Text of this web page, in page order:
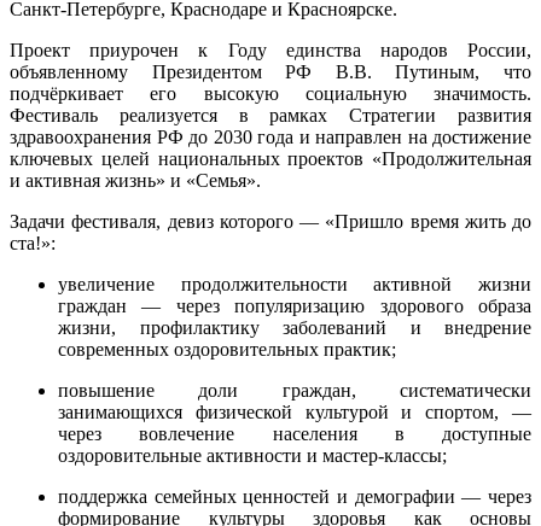
Санкт-Петербурге, Краснодаре и Красноярске.
Проект приурочен к Году единства народов России,
объявленному Президентом РФ В.В. Путиным, что
подчёркивает его высокую социальную значимость.
Фестиваль реализуется в рамках Стратегии развития
здравоохранения РФ до 2030 года и направлен на достижение
ключевых целей национальных проектов «Продолжительная
и активная жизнь» и «Семья».
Задачи фестиваля, девиз которого — «Пришло время жить до
ста!»:
увеличение продолжительности активной жизни
граждан — через популяризацию здорового образа
жизни, профилактику заболеваний и внедрение
современных оздоровительных практик;
повышение доли граждан, систематически
занимающихся физической культурой и спортом, —
через вовлечение населения в доступные
оздоровительные активности и мастер-классы;
поддержка семейных ценностей и демографии — через
формирование культуры здоровья как основы